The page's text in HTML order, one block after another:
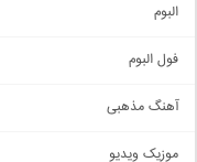
اجتماعی
حماسی
البوم
فول البوم
آهنگ مذهبی
موزیک ویدیو